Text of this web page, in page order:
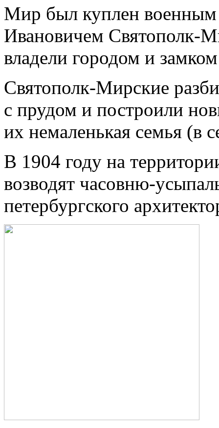
Мир был куплен военным
Ивановичем Святополк-
владели городом и
Святополк-Мирские
с прудом и построили
их немаленькая семья (в
В 1904 году на
возводят часовню-
петербургского